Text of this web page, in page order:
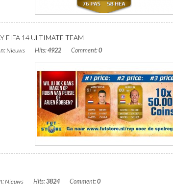
FIFA 14 ULTIMATE TEAM
Nieuws Hits:4922 Comment:0
Nieuws Hits:3824 Comment:0